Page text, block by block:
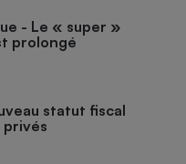
- Le « super »
prolongé
statut fiscal
privés